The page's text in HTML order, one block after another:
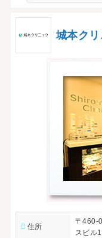
城本ク
住所
〒460-
スビル